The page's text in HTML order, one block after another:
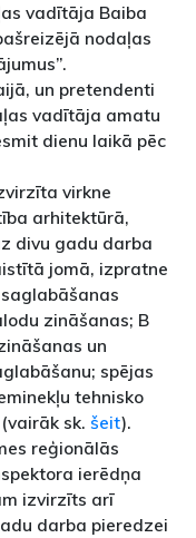
vadītāja Baiba
nodaļas
un pretendenti
vadītāja amatu
dienu laikā pēc
virkne
arhitektūrā,
divu gadu darba
jomā, izpratne
zināšanas; B
un
spējas
tehnisko
sk. šeit).
reģionālās
ierēdņa
izvirzīts arī
darba pieredzei